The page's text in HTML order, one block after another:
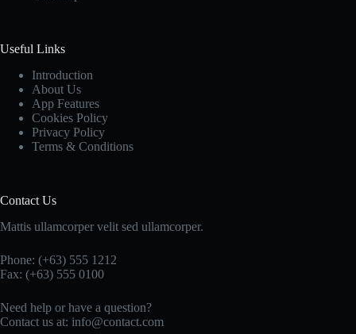
Useful Links
Introduction
About Us
App Features
Cookies Policy
Privacy Policy
Terms & Conditions
Contact Us
Mattis ullamcorper velit sed ullamcorper.
Phone: (+63) 555 1212
Fax: (+63) 555 0100
Need help or have a question?
Contact us at: info@contact.com